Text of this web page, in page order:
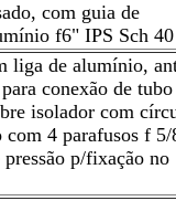
com guia de
f6" IPS Sch 40
liga de alumínio,
conexão de tubo
isolador com
4 parafusos f
p/fixação no